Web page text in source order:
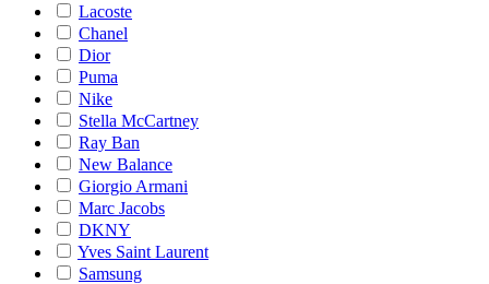
Lacoste
Chanel
Dior
Puma
Nike
Stella McCartney
Ray Ban
New Balance
Giorgio Armani
Marc Jacobs
DKNY
Yves Saint Laurent
Samsung